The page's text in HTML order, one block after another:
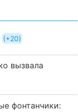
+20
вызвала
фонтанчики: